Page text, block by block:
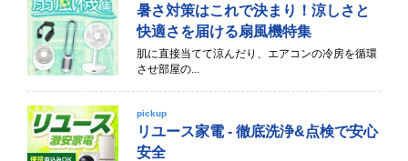
暑さ対策はこれで決まり！涼しさと
快適さを届ける扇風機特集
肌に直接当てて涼んだり、エアコンの冷房を循環
させ部屋の...
pickup
リユース家電 - 徹底洗浄&点検で安心
安全